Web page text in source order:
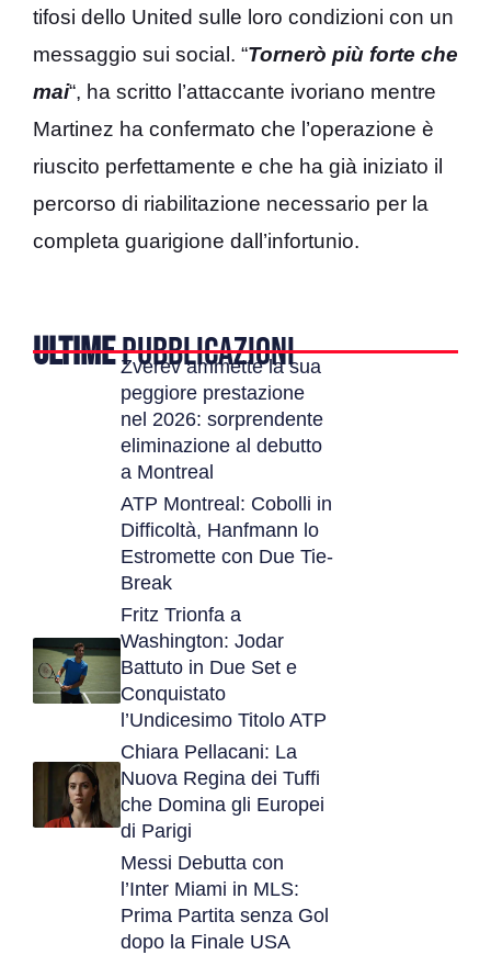
tifosi dello United sulle loro condizioni con un
messaggio sui social. “Tornerò più forte che
mai“, ha scritto l’attaccante ivoriano mentre
Martinez ha confermato che l’operazione è
riuscito perfettamente e che ha già iniziato il
percorso di riabilitazione necessario per la
completa guarigione dall’infortunio.
ULTIMEPUBBLICAZIONI
Zverev ammette la sua
peggiore prestazione
nel 2026: sorprendente
eliminazione al debutto
a Montreal
ATP Montreal: Cobolli in
Difficoltà, Hanfmann lo
Estromette con Due Tie-
Break
Fritz Trionfa a
Washington: Jodar
Battuto in Due Set e
Conquistato
l’Undicesimo Titolo ATP
Chiara Pellacani: La
Nuova Regina dei Tuffi
che Domina gli Europei
di Parigi
Messi Debutta con
l’Inter Miami in MLS:
Prima Partita senza Gol
dopo la Finale USA